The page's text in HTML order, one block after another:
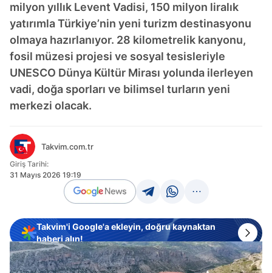
milyon yıllık Levent Vadisi, 150 milyon liralık
yatırımla Türkiye’nin yeni turizm destinasyonu
olmaya hazırlanıyor. 28 kilometrelik kanyonu,
fosil müzesi projesi ve sosyal tesisleriyle
UNESCO Dünya Kültür Mirası yolunda ilerleyen
vadi, doğa sporları ve bilimsel turların yeni
merkezi olacak.
Takvim.com.tr
Giriş Tarihi:
31 Mayıs 2026 19:19
Takvim'i Google'a ekleyin, doğru kaynaktan
haberi alın!